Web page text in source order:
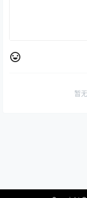
暂